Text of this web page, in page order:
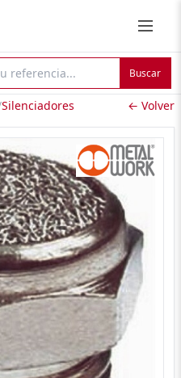
Buscar
Silenciadores ← Volver